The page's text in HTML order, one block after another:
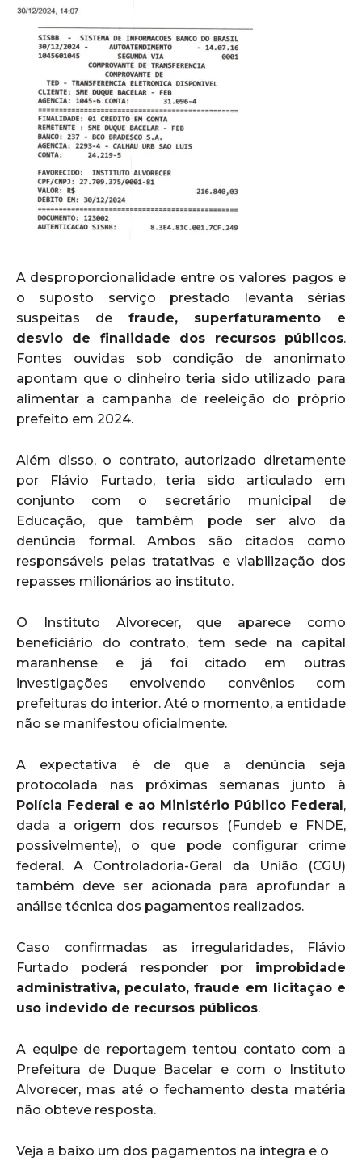
A desproporcionalidade entre os valores pagos e
o suposto serviço prestado levanta sérias
suspeitas de fraude, superfaturamento e
desvio de finalidade dos recursos públicos.
Fontes ouvidas sob condição de anonimato
apontam que o dinheiro teria sido utilizado para
alimentar a campanha de reeleição do próprio
prefeito em 2024.
Além disso, o contrato, autorizado diretamente
por Flávio Furtado, teria sido articulado em
conjunto com o secretário municipal de
Educação, que também pode ser alvo da
denúncia formal. Ambos são citados como
responsáveis pelas tratativas e viabilização dos
repasses milionários ao instituto.
O Instituto Alvorecer, que aparece como
beneficiário do contrato, tem sede na capital
maranhense e já foi citado em outras
investigações envolvendo convênios com
prefeituras do interior. Até o momento, a entidade
não se manifestou oficialmente.
A expectativa é de que a denúncia seja
protocolada nas próximas semanas junto à
Polícia Federal e ao Ministério Público Federal ,
dada a origem dos recursos (Fundeb e FNDE,
possivelmente), o que pode configurar crime
federal. A Controladoria-Geral da União (CGU)
também deve ser acionada para aprofundar a
análise técnica dos pagamentos realizados.
Caso confirmadas as irregularidades, Flávio
Furtado poderá responder por improbidade
administrativa, peculato, fraude em licitação e
uso indevido de recursos públicos.
A equipe de reportagem tentou contato com a
Prefeitura de Duque Bacelar e com o Instituto
Alvorecer, mas até o fechamento desta matéria
não obteve resposta.
Veja a baixo um dos pagamentos na integra e o